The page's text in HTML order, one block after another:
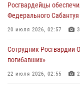
Росгвардейцы
Федерального
20 июля 2026, 02:57 3
Сотрудник Росгвардии
погибавших»
22 июля 2026, 02:55 2